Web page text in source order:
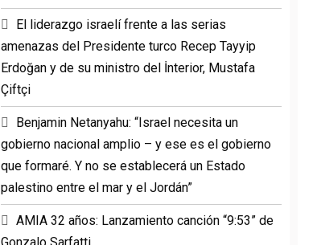
El liderazgo israelí frente a las serias
amenazas del Presidente turco Recep Tayyip
Erdoğan y de su ministro del İnterior, Mustafa
Çiftçi
Benjamin Netanyahu: “Israel necesita un
gobierno nacional amplio – y ese es el gobierno
que formaré. Y no se establecerá un Estado
palestino entre el mar y el Jordán”
AMIA 32 años: Lanzamiento canción “9:53” de